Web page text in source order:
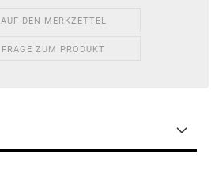
AUF DEN MERKZETTEL
FRAGE ZUM PRODUKT